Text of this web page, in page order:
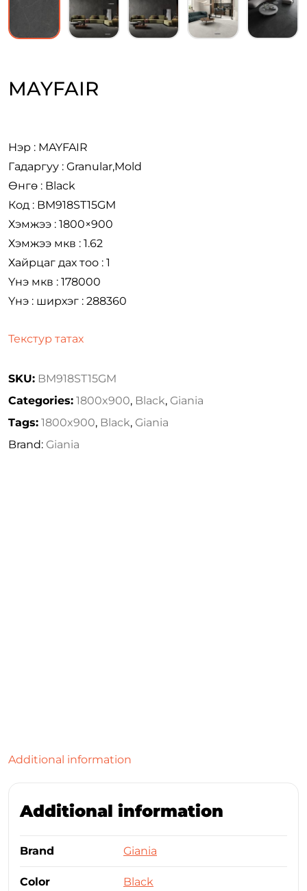
MAYFAIR
Нэр : MAYFAIR
Гадаргуу : Granular,Mold
Өнгө : Black
Код : BM918ST15GM
Хэмжээ : 1800×900
Хэмжээ мкв : 1.62
Хайрцаг дах тоо : 1
Үнэ мкв : 178000
Үнэ : ширхэг : 288360
Текстур татах
SKU: BM918ST15GM
Categories: 1800x900, Black, Giania
Tags: 1800x900, Black, Giania
Brand: Giania
Additional information
Additional information
Brand Giania
Color Black